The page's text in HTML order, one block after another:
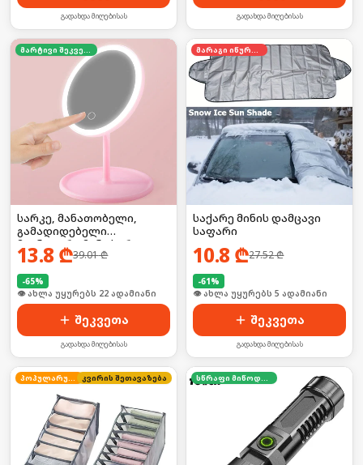
გადახდა მიღებისას გადახდა მიღებისას
მარტივი შეკვეთა
სარკე, მანათობელი,
გამადიდებელი
მაგნიტური მინი სარკით,
ელექტრო
13.8 ₾39.01₾
-65%
🛒 ბოლო 24სთ-ში იყიდა 28-მა
შეკვეთა
გადახდა მიღებისას
მარაგი იწურება
საქარე მინის დამცავი
საფარი
10.8 ₾27.52₾
-61%
🛒 ბოლო 24სთ-ში იყიდა 53-მა
შეკვეთა
გადახდა მიღებისას
პოპულარული კვირის შეთავაზება სწრაფი მიწოდება